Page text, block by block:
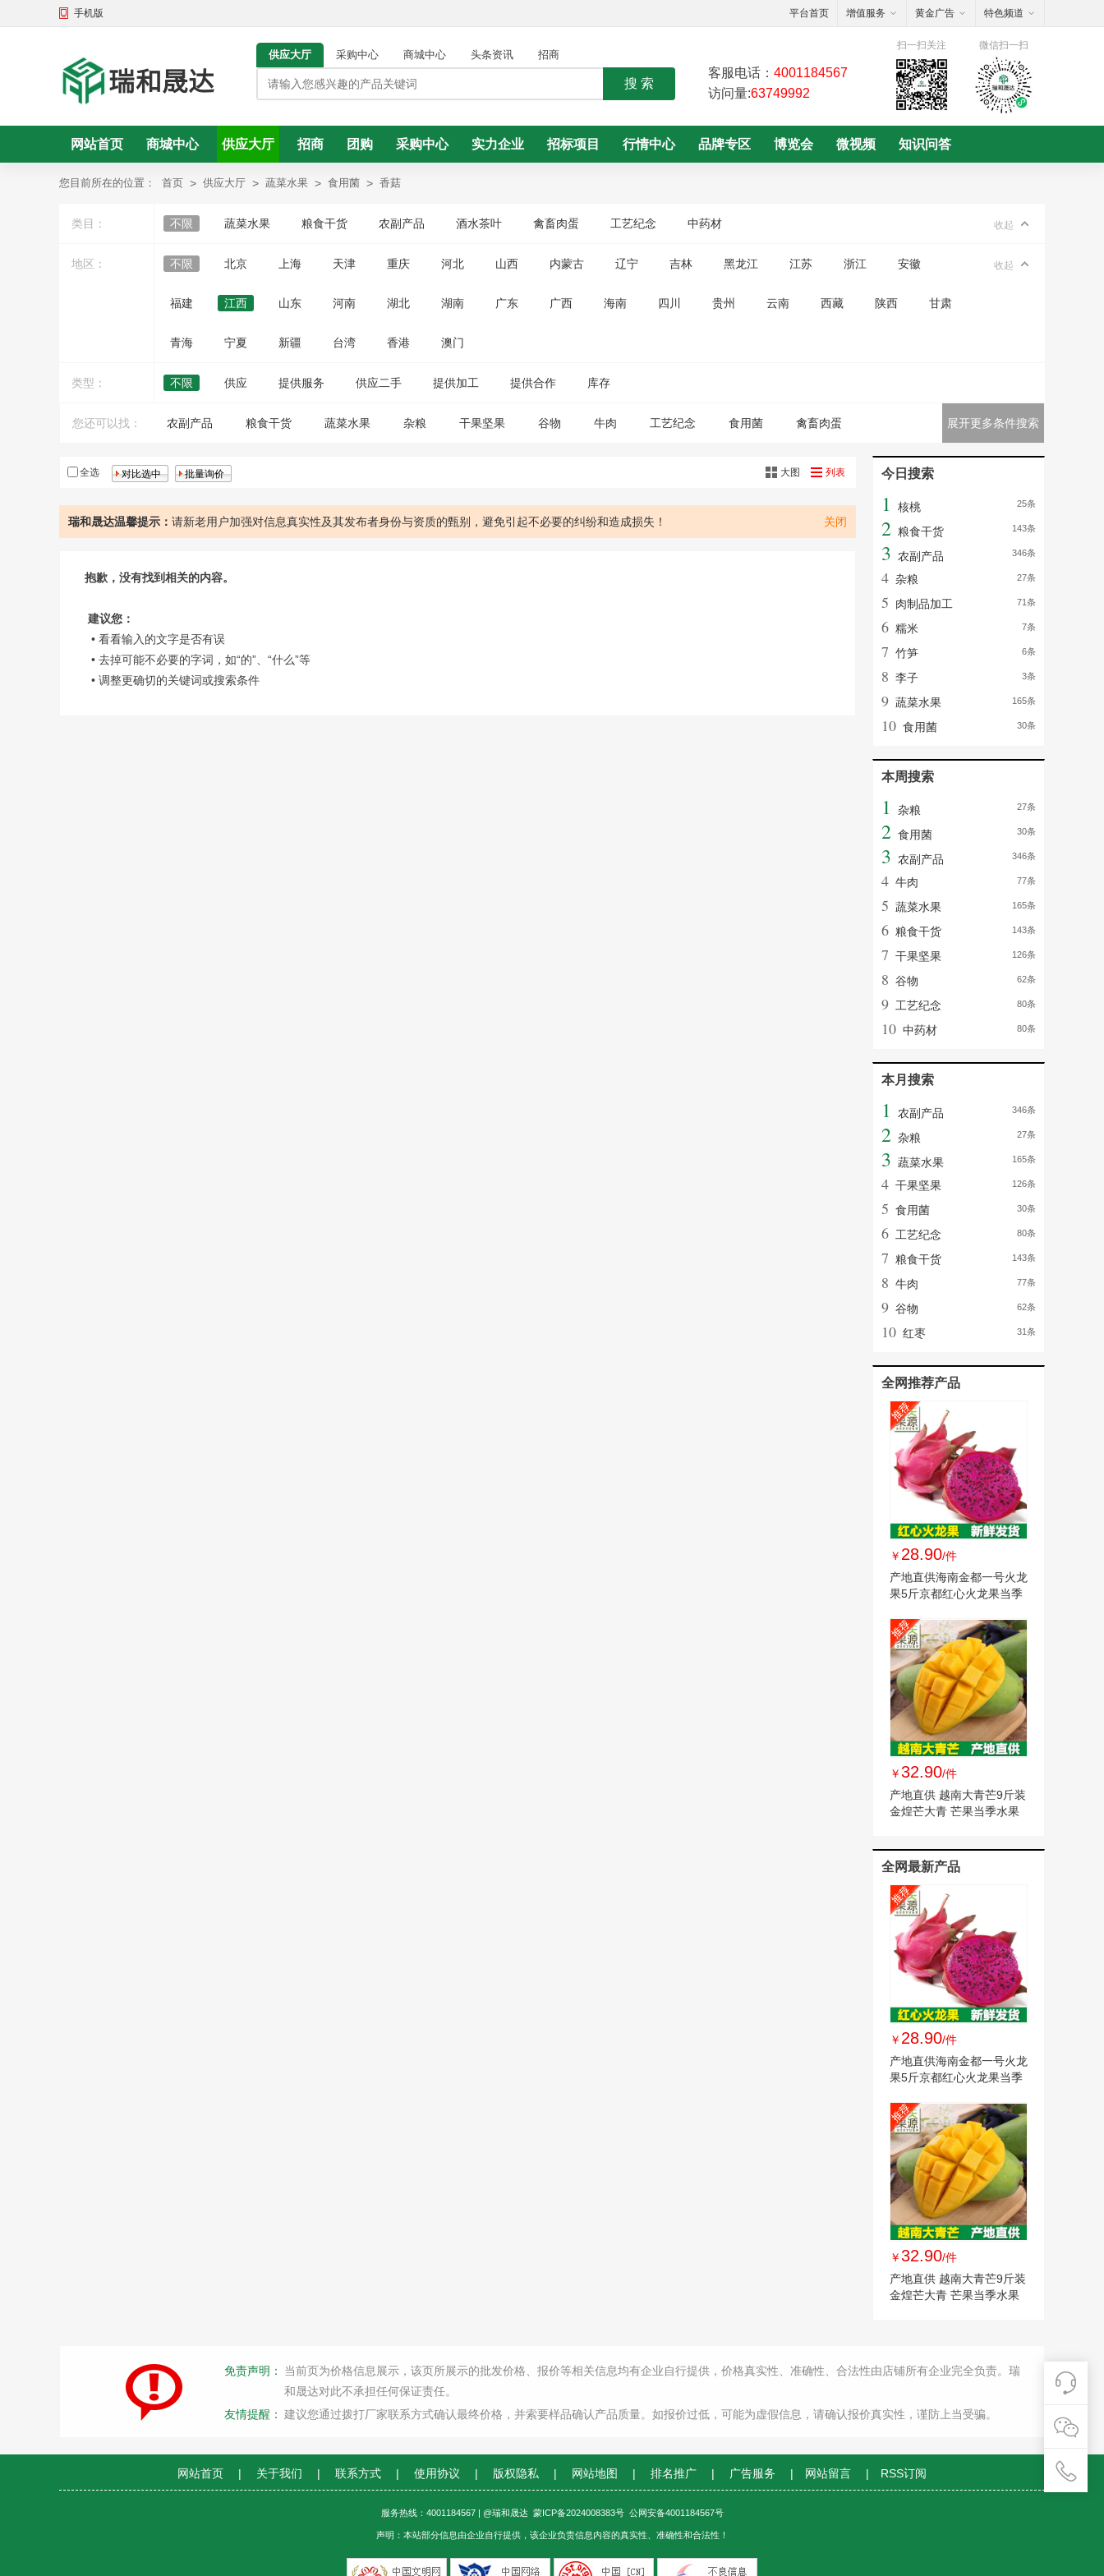
手机版 平台首页 增值服务 黄金广告 特色频道
供应大厅 采购中心 商城中心 头条资讯 招商
搜 索
客服电话： 4001184567
访问量:63749992
微信扫一扫
扫一扫关注
网站首页 商城中心 供应大厅 招商 团购 采购中心 实力企业 招标项目 行情中心 品牌专区 博览会 微视频 知识问答
头条资讯
您目前所在的位置： 首页 > 供应大厅 > 蔬菜水果 > 食用菌 > 香菇
类目： 不限 蔬菜水果 粮食干货 农副产品 酒水茶叶 禽畜肉蛋 工艺纪念 中药材 收起
地区： 不限 北京 上海 天津 重庆 河北 山西 内蒙古 辽宁 吉林 黑龙江 江苏 浙江 安徽
福建 江西 山东 河南 湖北 湖南 广东 广西 海南 四川 贵州 云南 西藏 陕西 甘肃
青海 宁夏 新疆 台湾 香港 澳门
收起
类型： 不限 供应 提供服务 供应二手 提供加工 提供合作 库存
您还可以找： 农副产品 粮食干货 蔬菜水果 杂粮 干果坚果 谷物 牛肉 工艺纪念 食用菌 禽畜肉蛋 展开更多条件搜索
全选 大图 列表
瑞和晟达温馨提示： 请新老用户加强对信息真实性及其发布者身份与资质的甄别，避免引起不必要的纠纷和造成损失！ 关闭
抱歉，没有找到相关的内容。
建议您：
• 看看输入的文字是否有误
• 去掉可能不必要的字词，如“的”、“什么”等
• 调整更确切的关键词或搜索条件
今日搜索
1 核桃 25条
2 粮食干货 143条
3 农副产品 346条
4 杂粮 27条
5 肉制品加工 71条
6 糯米 7条
7 竹笋 6条
8 李子 3条
9 蔬菜水果 165条
10 食用菌 30条
本周搜索
1 杂粮 27条
2 食用菌 30条
3 农副产品 346条
4 牛肉 77条
5 蔬菜水果 165条
6 粮食干货 143条
7 干果坚果 126条
8 谷物 62条
9 工艺纪念 80条
10 中药材 80条
本月搜索
1 农副产品 346条
2 杂粮 27条
3 蔬菜水果 165条
4 干果坚果 126条
5 食用菌 30条
6 工艺纪念 80条
7 粮食干货 143条
8 牛肉 77条
9 谷物 62条
10 红枣 31条
全网推荐产品
￥ 28.90/件
产地直供海南金都一号火龙
果5斤京都红心火龙果当季
￥32.90/件
产地直供 越南大青芒9斤装
金煌芒大青 芒果当季水果
全网最新产品
￥ 28.90/件
产地直供海南金都一号火龙
果5斤京都红心火龙果当季
￥32.90/件
产地直供 越南大青芒9斤装
金煌芒大青 芒果当季水果
免责声明：
当前页为价格信息展示，该页所展示的批发价格、报价等相关信息均有企业自行提供，价格真实性、准确性、合法性由店铺所有企业完全负责。瑞
和晟达对此不承担任何保证责任。
友情提醒： 建议您通过拨打厂家联系方式确认最终价格，并索要样品确认产品质量。如报价过低，可能为虚假信息，请确认报价真实性，谨防上当受骗。
网站首页 | 关于我们 | 联系方式 | 使用协议 | 版权隐私 | 网站地图 | 排名推广 | 广告服务 | 网站留言 | RSS订阅
服务热线：4001184567 | @瑞和晟达 蒙ICP备2024008383号 公网安备4001184567号
声明：本站部分信息由企业自行提供，该企业负责信息内容的真实性、准确性和合法性！